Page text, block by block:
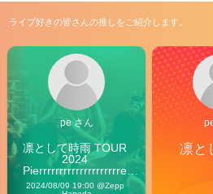
ライブ好きの皆さんの推しをご紹介します。
pe さん
凛として時雨 TOUR
2024
Pierrrrrrrrrrrrrrrrrrrre
Vibes
2024/08/09 19:00 @Zepp
凛と